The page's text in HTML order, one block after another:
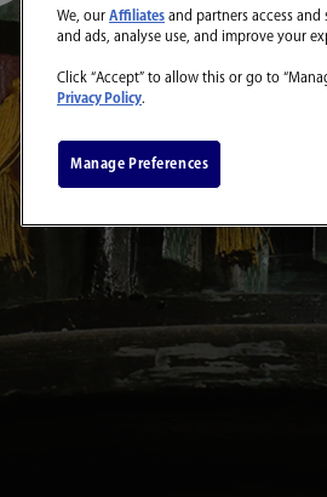
返品・
We, ourAffiliatesand partners access
and ads, analyse use, and improve your
Click “Accept” to allow this or go to
Privacy Policy.
Manage Preferences